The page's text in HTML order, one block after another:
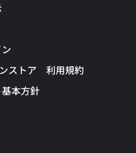
ストア 利用規約
本方針